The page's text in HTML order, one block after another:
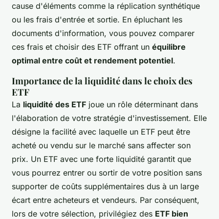
cause d'éléments comme la réplication synthétique
ou les frais d'entrée et sortie. En épluchant les
documents d'information, vous pouvez comparer
ces frais et choisir des ETF offrant un équilibre
optimal entre coût et rendement potentiel.
Importance de la liquidité dans le choix des
ETF
La liquidité des ETF joue un rôle déterminant dans
l'élaboration de votre stratégie d'investissement. Elle
désigne la facilité avec laquelle un ETF peut être
acheté ou vendu sur le marché sans affecter son
prix. Un ETF avec une forte liquidité garantit que
vous pourrez entrer ou sortir de votre position sans
supporter de coûts supplémentaires dus à un large
écart entre acheteurs et vendeurs. Par conséquent,
lors de votre sélection, privilégiez des ETF bien